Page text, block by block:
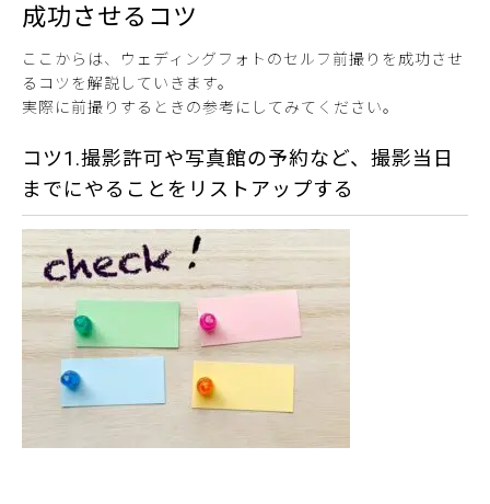
成功させるコツ
ここからは、ウェディングフォトのセルフ前撮りを成功させ
るコツを解説していきます。
実際に前撮りするときの参考にしてみてください。
コツ1.撮影許可や写真館の予約など、撮影当日
までにやることをリストアップする